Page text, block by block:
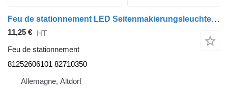
Feu de stationnement LED Seitenmakierungsleuchte Einzeln 81252606101 pour camion MAN
11,25 € HT
Feu de stationnement
81252606101 82710350
Allemagne, Altdorf